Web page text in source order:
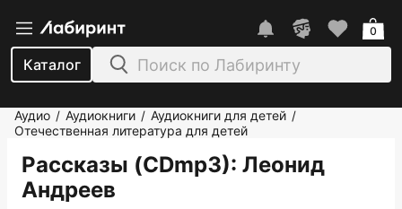
Каталог
0
Аудио / Аудиокниги / Аудиокниги для детей /
Отечественная литература для детей
Рассказы (CDmp3): Леонид
Андреев